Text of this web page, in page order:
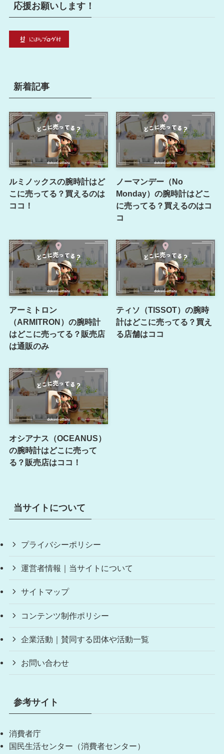
応援お願いします！
新着記事
ルミノックスの腕時計はど
こに売ってる？買えるのは
ココ！
ノーマンデー（No
Monday）の腕時計はどこ
に売ってる？買えるのはコ
コ
アーミトロン
（ARMITRON）の腕時計
はどこに売ってる？販売店
は通販のみ
ティソ（TISSOT）の腕時
計はどこに売ってる？買え
る店舗はココ
オシアナス（OCEANUS）
の腕時計はどこに売って
る？販売店はココ！
当サイトについて
プライバシーポリシー
運営者情報｜当サイトについて
サイトマップ
コンテンツ制作ポリシー
企業活動｜賛同する団体や活動一覧
お問い合わせ
参考サイト
消費者庁
国民生活センター（消費者センター）